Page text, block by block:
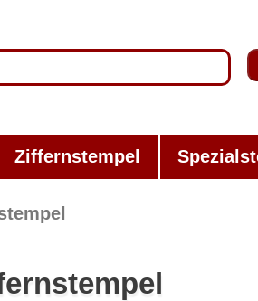
Ziffernstempel